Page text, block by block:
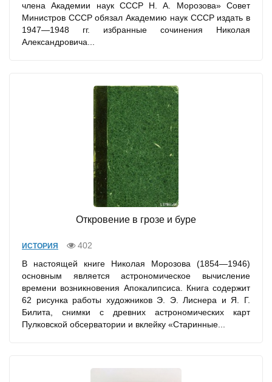
члена Академии наук СССР Н. А. Морозова» Совет
Министров СССР обязал Академию наук СССР издать в
1947—1948 гг. избранные сочинения Николая
Александровича...
Откровение в грозе и буре
ИСТОРИЯ
402
В настоящей книге Николая Морозова (1854—1946)
основным является астрономическое вычисление
времени возникновения Апокалипсиса. Книга содержит
62 рисунка работы художников Э. Э. Лиснера и Я. Г.
Билита, снимки с древних астрономических карт
Пулковской обсерватории и вклейку «Старинные...